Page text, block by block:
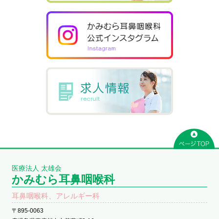
医療法人 太雄会
かみむら耳鼻咽喉科
耳鼻咽喉科、アレルギー科
〒895-0063